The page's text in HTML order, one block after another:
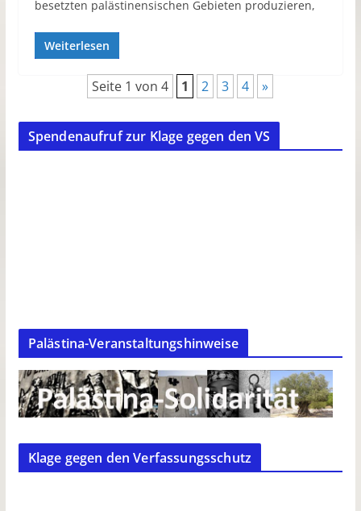
besetzten palästinensischen Gebieten produzieren,
Weiterlesen
Seite 1 von 4 1 2 3 4 »
Spendenaufruf zur Klage gegen den VS
Palästina-Veranstaltungshinweise
Klage gegen den Verfassungsschutz